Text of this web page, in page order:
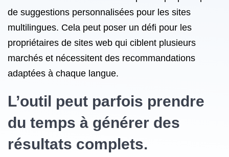
de suggestions personnalisées pour les sites
multilingues. Cela peut poser un défi pour les
propriétaires de sites web qui ciblent plusieurs
marchés et nécessitent des recommandations
adaptées à chaque langue.
L’outil peut parfois prendre
du temps à générer des
résultats complets.